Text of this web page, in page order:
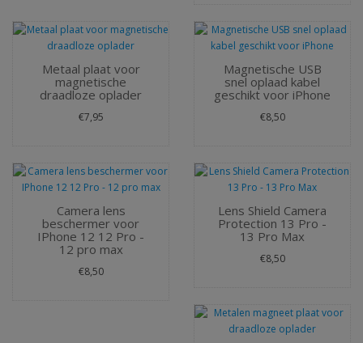
Metaal plaat voor
magnetische
draadloze oplader
€7,95
Magnetische USB
snel oplaad kabel
geschikt voor iPhone
€8,50
Camera lens
beschermer voor
IPhone 12 12 Pro -
12 pro max
€8,50
Lens Shield Camera
Protection 13 Pro -
13 Pro Max
€8,50